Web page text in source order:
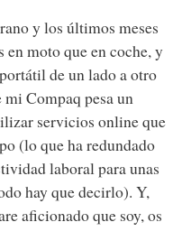
y los últimos meses
moto que en coche, y
de un lado a otro
Compaq pesa un
servicios online que
(lo que ha redundado
laboral para unas
hay que decirlo). Y,
aficionado que soy, os